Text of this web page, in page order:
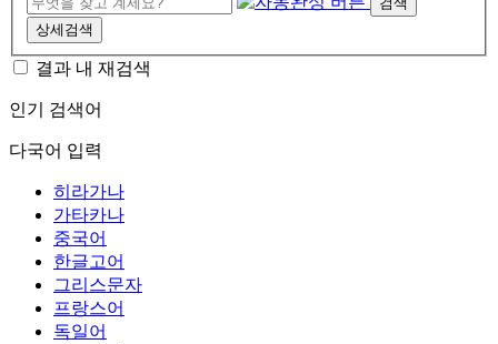
상세검색
결과 내 재검색
인기 검색어
다국어 입력
히라가나
가타카나
중국어
한글고어
그리스문자
프랑스어
독일어